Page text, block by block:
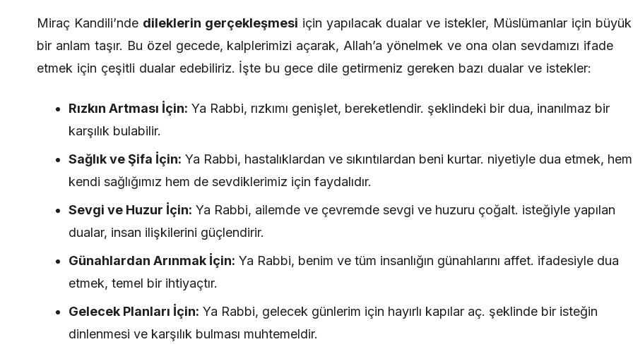
Miraç Kandili’nde dileklerin gerçekleşmesi için yapılacak dualar ve istekler, Müslümanlar için büyük
bir anlam taşır. Bu özel gecede, kalplerimizi açarak, Allah’a yönelmek ve ona olan sevdamızı ifade
etmek için çeşitli dualar edebiliriz. İşte bu gece dile getirmeniz gereken bazı dualar ve istekler:
Rızkın Artması İçin: Ya Rabbi, rızkımı genişlet, bereketlendir. şeklindeki bir dua, inanılmaz bir
karşılık bulabilir.
Sağlık ve Şifa İçin: Ya Rabbi, hastalıklardan ve sıkıntılardan beni kurtar. niyetiyle dua etmek, hem
kendi sağlığımız hem de sevdiklerimiz için faydalıdır.
Sevgi ve Huzur İçin: Ya Rabbi, ailemde ve çevremde sevgi ve huzuru çoğalt. isteğiyle yapılan
dualar, insan ilişkilerini güçlendirir.
Günahlardan Arınmak İçin: Ya Rabbi, benim ve tüm insanlığın günahlarını affet. ifadesiyle dua
etmek, temel bir ihtiyaçtır.
Gelecek Planları İçin: Ya Rabbi, gelecek günlerim için hayırlı kapılar aç. şeklinde bir isteğin
dinlenmesi ve karşılık bulması muhtemeldir.